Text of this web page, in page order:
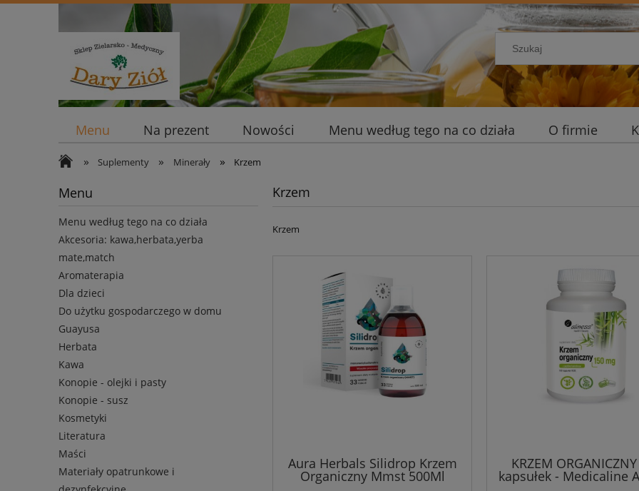
Menu Na prezent Nowości Menu według tego na co działa O firmie
» Suplementy » Minerały » Krzem
Menu
Menu według tego na co działa
Akcesoria: kawa,herbata,yerba
mate,match
Aromaterapia
Dla dzieci
Do użytku gospodarczego w domu
Guayusa
Herbata
Kawa
Konopie - olejki i pasty
Konopie - susz
Kosmetyki
Literatura
Maści
Materiały opatrunkowe i
Krzem
Krzem
Aura Herbals Silidrop Krzem
Organiczny Mmst 500Ml
KRZEM
kapsułek - Medicaline